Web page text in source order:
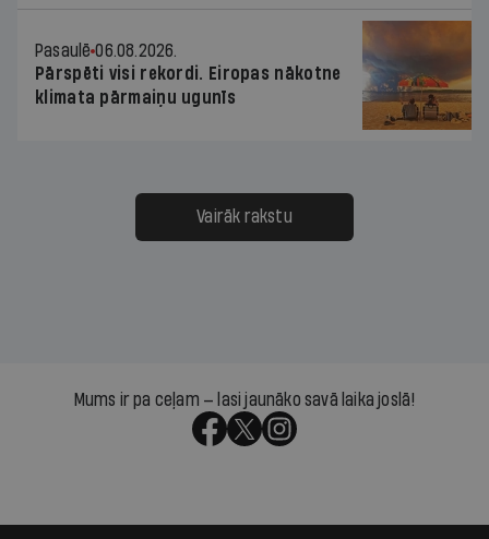
Pasaulē 06.08.2026.
Pārspēti visi rekordi. Eiropas nākotne
klimata pārmaiņu ugunīs
Vairāk rakstu
Mums ir pa ceļam — lasi jaunāko savā laika joslā!